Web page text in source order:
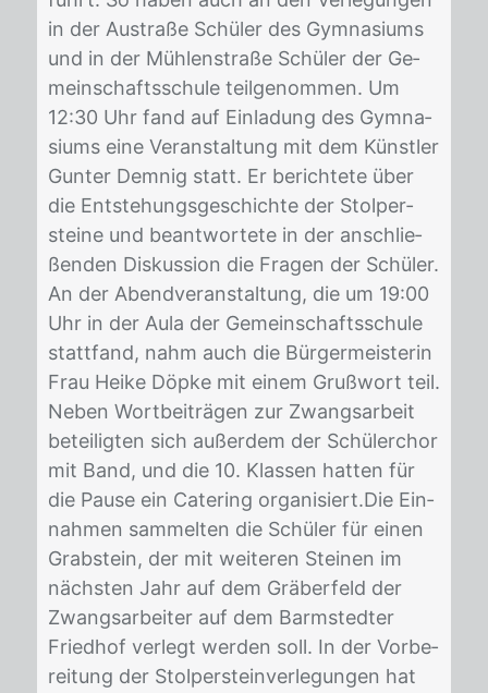
in der Au­stra­ße Schü­ler des Gym­na­si­ums
und in der Müh­len­stra­ße Schü­ler der Ge­
mein­schafts­schu­le teil­ge­nom­men. Um
12:30 Uhr fand auf Ein­la­dung des Gym­na­
si­ums eine Ver­an­stal­tung mit dem Künst­ler
Gun­ter Dem­nig statt. Er be­rich­te­te über
die Ent­ste­hungs­ge­schich­te der Stol­per­
stei­ne und be­ant­wor­te­te in der an­schlie­
ßen­den Dis­kus­si­on die Fra­gen der Schü­ler.
An der Abend­ver­an­stal­tung, die um 19:00
Uhr in der Aula der Ge­mein­schafts­schu­le
statt­fand, nahm auch die Bür­ger­meis­te­rin
Frau Hei­ke Döp­ke mit ei­nem Gruß­wort teil.
Ne­ben Wort­bei­trä­gen zur Zwangs­ar­beit
be­tei­lig­ten sich au­ßer­dem der Schü­ler­chor
mit Band, und die 10. Klas­sen hat­ten für
die Pau­se ein Ca­te­ring or­ga­ni­siert.Die Ein­
nah­men sam­mel­ten die Schü­ler für ei­nen
Grab­stein, der mit wei­te­ren Stei­nen im
nächs­ten Jahr auf dem Grä­ber­feld der
Zwangs­ar­bei­ter auf dem Barm­sted­ter
Fried­hof ver­legt wer­den soll. In der Vor­be­
rei­tung der Stol­per­stein­ver­le­gun­gen hat